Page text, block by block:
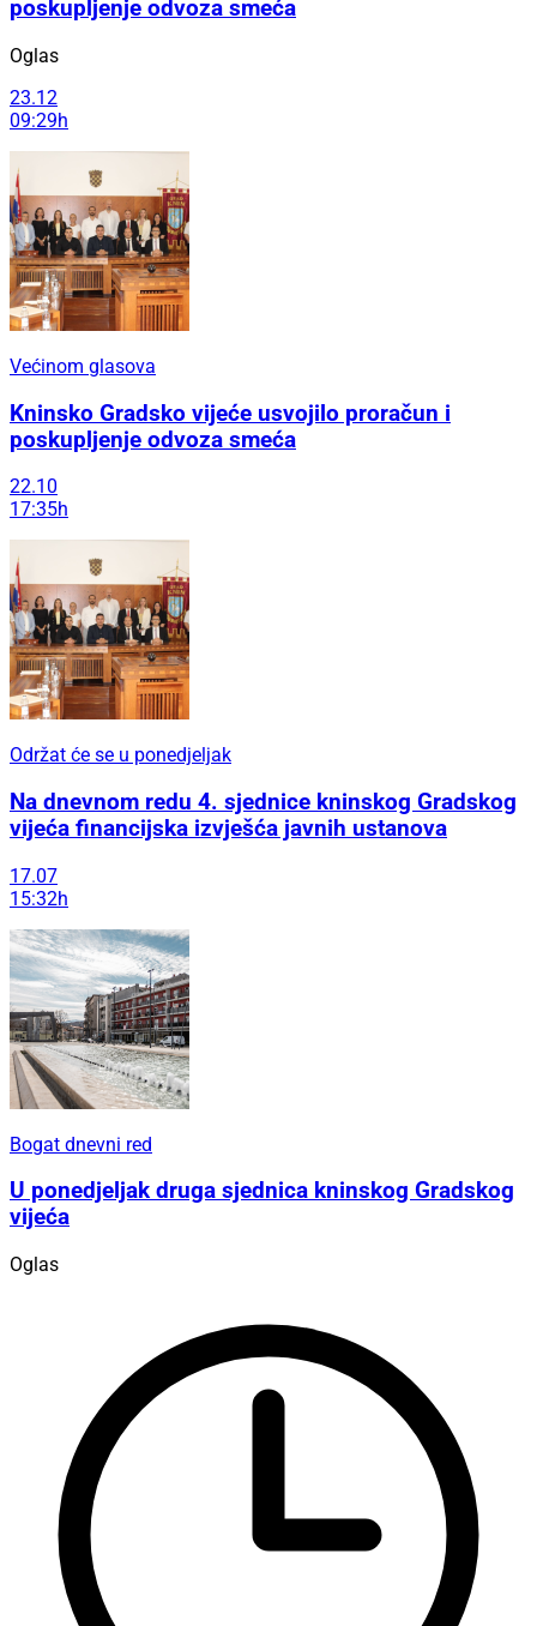
poskupljenje odvoza smeća
Oglas
23.12
09:29h
Većinom glasova
Kninsko Gradsko vijeće usvojilo proračun i
poskupljenje odvoza smeća
22.10
17:35h
Održat će se u ponedjeljak
Na dnevnom redu 4. sjednice kninskog Gradskog
vijeća financijska izvješća javnih ustanova
17.07
15:32h
Bogat dnevni red
U ponedjeljak druga sjednica kninskog Gradskog
vijeća
Oglas